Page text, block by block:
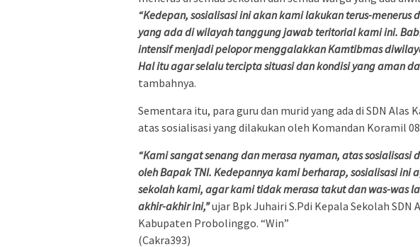
“Kedepan, sosialisasi ini akan kami lakukan terus-menerus
yang ada di wilayah tanggung jawab teritorial kami ini.
intensif menjadi pelopor menggalakkan Kamtibmas
Hal itu agar selalu tercipta situasi dan kondisi yang aman
tambahnya.
Sementara itu, para guru dan murid yang ada di SDN Alas
atas sosialisasi yang dilakukan oleh Komandan Koramil
“Kami sangat senang dan merasa nyaman, atas
oleh Bapak TNI. Kedepannya kami berharap, sosialisasi ini
sekolah kami, agar kami tidak merasa takut dan was-was
akhir-akhir ini,”ujar Bpk Juhairi S.Pdi Kepala Sekolah SDN
Kabupaten Probolinggo. “Win”
(Cakra393)